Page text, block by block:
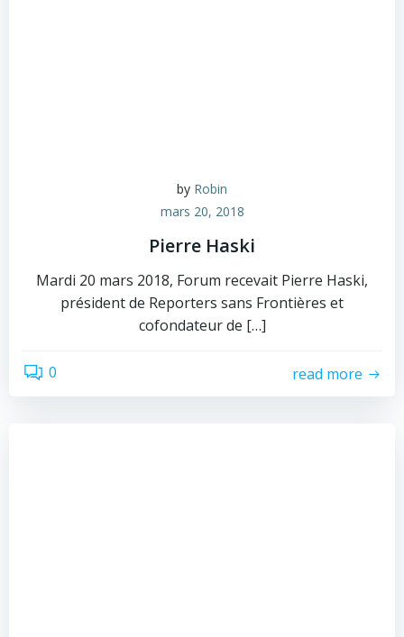
by Robin
mars 20, 2018
Pierre Haski
Mardi 20 mars 2018, Forum recevait Pierre Haski,
président de Reporters sans Frontières et
cofondateur de […]
0 read more